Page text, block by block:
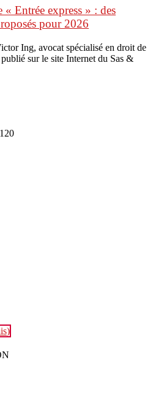
Entrée express » : des
pour 2026
Ing, avocat spécialisé en droit de
sur le site Internet du Sas &
)